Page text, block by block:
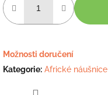
Možnosti doručení
Kategorie: Africké náušnice